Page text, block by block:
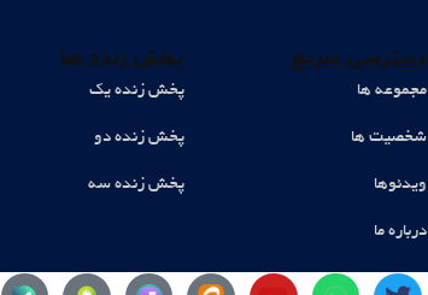
دسترسی سریع
مجموعه ها
شخصیت ها
ویدئوها
درباره ما
پخش زنده ها
پخش زنده یک
پخش زنده دو
پخش زنده سه
T
W
Y